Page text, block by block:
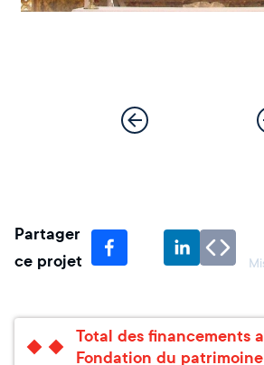
Partager
ce projet
Total des financements
Fondation du patrimoine